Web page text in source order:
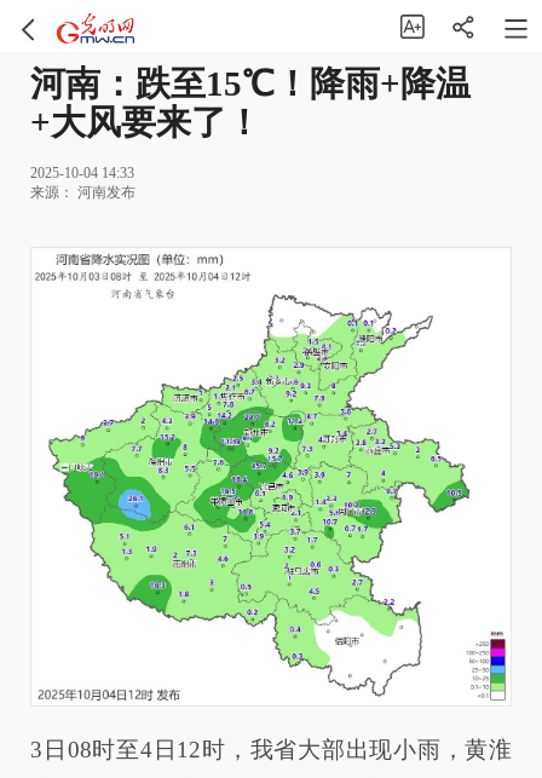
河南：跌至15℃！降雨+降温
+大风要来了！
2025-10-04 14:33
来源： 河南发布
3日08时至4日12时，我省大部出现小雨，黄淮